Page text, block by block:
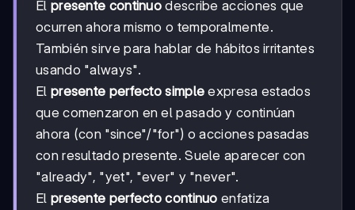
El presente continuo describe acciones que
ocurren ahora mismo o temporalmente.
También sirve para hablar de hábitos irritantes
usando "always".
El presente perfecto simple expresa estados
que comenzaron en el pasado y continúan
ahora (con "since"/"for") o acciones pasadas
con resultado presente. Suele aparecer con
"already", "yet", "ever" y "never".
El presente perfecto continuo enfatiza